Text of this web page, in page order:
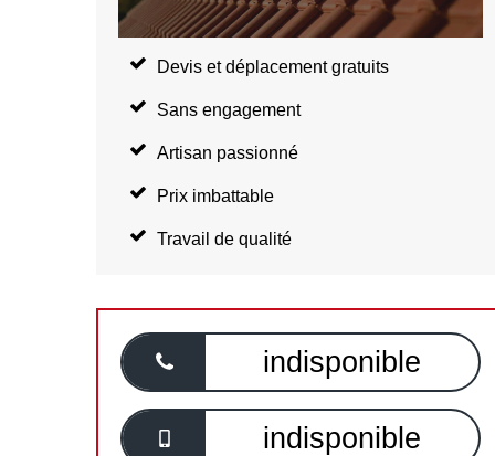
Devis et déplacement gratuits
Sans engagement
Artisan passionné
Prix imbattable
Travail de qualité
indisponible
indisponible